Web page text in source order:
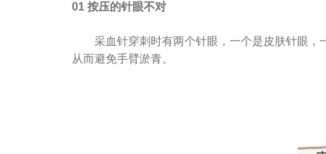
01 按压的针眼不对
采血针穿刺时有两个针眼，一个是皮肤针眼，
从而避免手臂淤青。